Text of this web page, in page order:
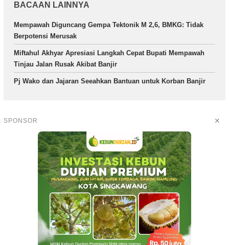
BACAAN LAINNYA
Mempawah Diguncang Gempa Tektonik M 2,6, BMKG: Tidak
Berpotensi Merusak
Miftahul Akhyar Apresiasi Langkah Cepat Bupati Mempawah
Tinjau Jalan Rusak Akibat Banjir
Pj Wako dan Jajaran Seeahkan Bantuan untuk Korban Banjir
SPONSOR ✕